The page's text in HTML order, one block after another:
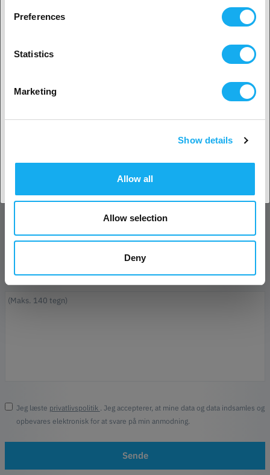
Preferences
Statistics
Marketing
Show details
Allow all
Allow selection
Deny
Efternavn*
E-mail*
Forretning
Telefon
Besked*
Jeg læste privatlivspolitik
. Jeg accepterer, at mine data og data indsamles og
opbevares elektronisk for at svare på min anmodning.
Sende